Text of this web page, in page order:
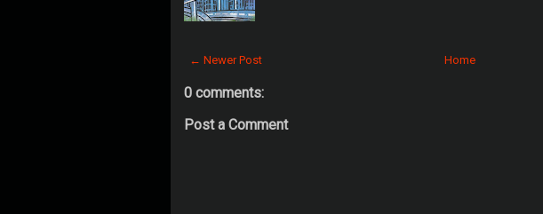
← Newer Post Home
0 comments:
Post a Comment